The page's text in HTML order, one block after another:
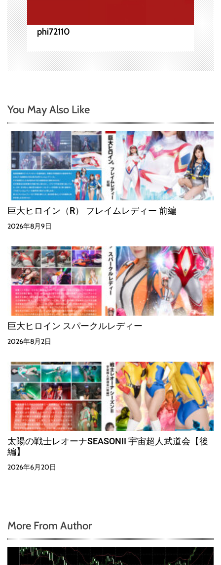
phi72110
You May Also Like
巨大ヒロイン（R） フレイムレディー 前編
2026年8月9日
巨大ヒロイン スパークルレディー
2026年8月2日
太陽の戦士レオーナSEASONII 宇宙超人武道会【後
編】
2026年6月20日
More From Author